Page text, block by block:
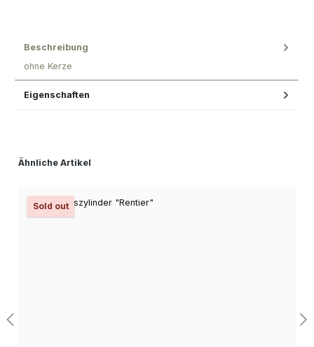
Beschreibung
ohne Kerze
Eigenschaften
Produktgalerie überspringen
Ähnliche Artikel
Sold out